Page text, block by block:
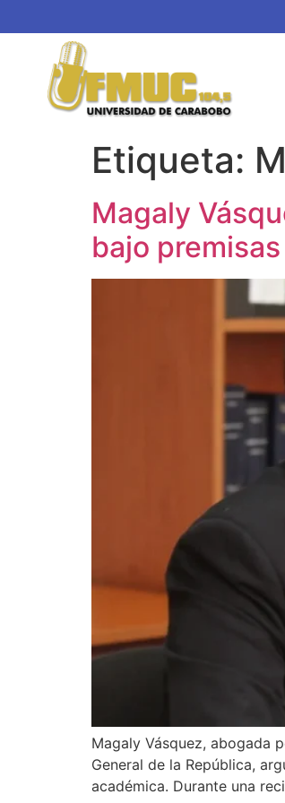
Etiqueta:
Magaly
bajo
Magaly Vásquez, abogada
General de la República,
académica. Durante una